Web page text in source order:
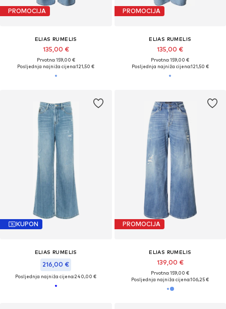
PROMOCIJA
ELIAS RUMELIS
135,00 €
Prvotno: 159,00 €
Posljednja najniža cijena:121,50 €
PROMOCIJA
ELIAS RUMELIS
135,00 €
Prvotno: 159,00 €
Posljednja najniža cijena:121,50 €
KUPON
ELIAS RUMELIS
216,00 €
Posljednja najniža cijena:240,00 €
PROMOCIJA
ELIAS RUMELIS
139,00 €
Prvotno: 159,00 €
Posljednja najniža cijena:106,25 €